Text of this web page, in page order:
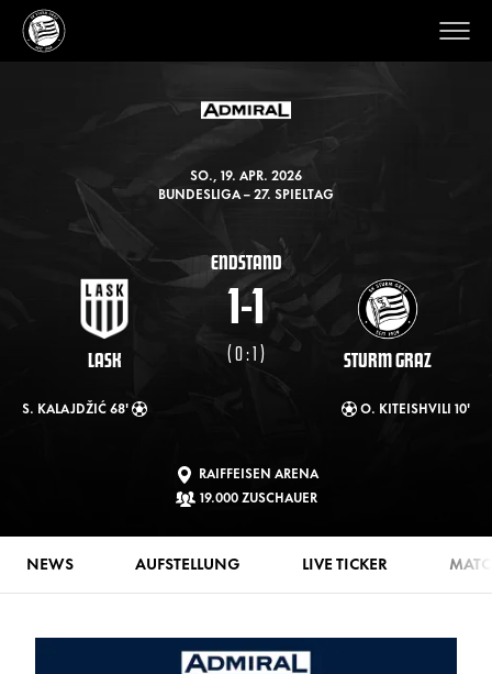
SO., 19. APR. 2026
BUNDESLIGA – 27. SPIELTAG
ENDSTAND
LASK
1-1
( 0 : 1 ) STURM GRAZ
S. KALAJDŽIĆ 68' O. KITEISHVILI 10'
RAIFFEISEN ARENA
19.000 ZUSCHAUER
NEWS AUFSTELLUNG LIVE TICKER